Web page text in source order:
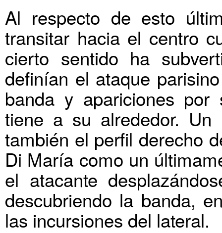
Al respecto de esto
transitar hacia el centro
cierto sentido ha
definían el ataque
banda y apariciones
tiene a su alrededor. Un
también el perfil derecho
Di María como un
el atacante
descubriendo la banda,
las incursiones del lateral.